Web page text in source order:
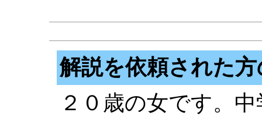
解説を依頼された
２０歳の女です。